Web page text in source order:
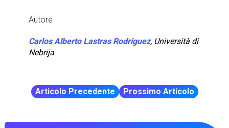
Autore
Carlos Alberto Lastras Rodríguez, Università di
Nebrija
Articolo Precedente Prossimo Articolo